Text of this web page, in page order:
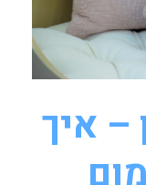
– איך